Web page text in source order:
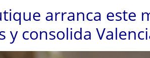
arranca este
y consolida